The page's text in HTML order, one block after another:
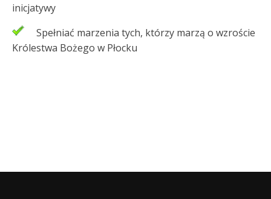
inicjatywy
Spełniać marzenia tych, którzy marzą o wzroście
Królestwa Bożego w Płocku